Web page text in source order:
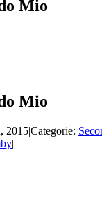
Mio
Mio
2015|Categorie:
|